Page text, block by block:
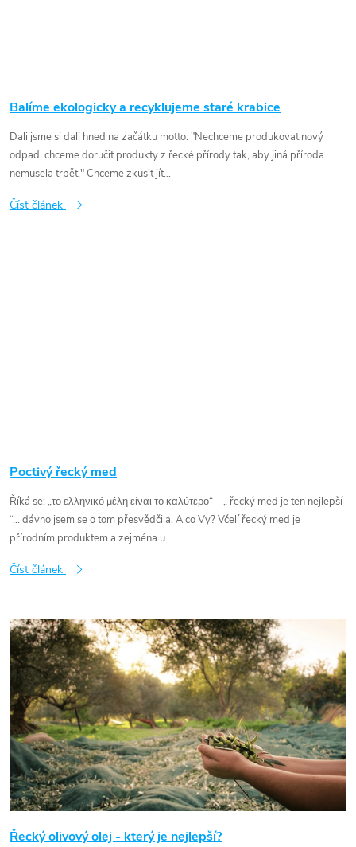
Balíme ekologicky a recyklujeme staré krabice
Dali jsme si dali hned na začátku motto: "Nechceme produkovat nový
odpad, chceme doručit produkty z řecké přírody tak, aby jiná příroda
nemusela trpět." Chceme zkusit jít...
Číst článek
Poctivý řecký med
Říká se: „το ελληνικό μέλη είναι το καλύτερο“ – „ řecký med je ten nejlepší
“... dávno jsem se o tom přesvědčila. A co Vy? Včelí řecký med je
přírodním produktem a zejména u...
Číst článek
Řecký olivový olej - který je nejlepší?